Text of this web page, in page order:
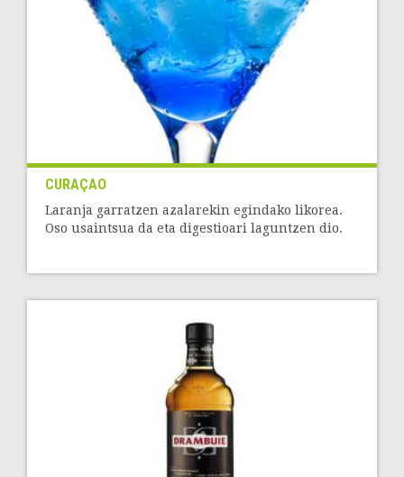
CURAÇAO
Laranja garratzen azalarekin egindako likorea.
Oso usaintsua da eta digestioari laguntzen dio.